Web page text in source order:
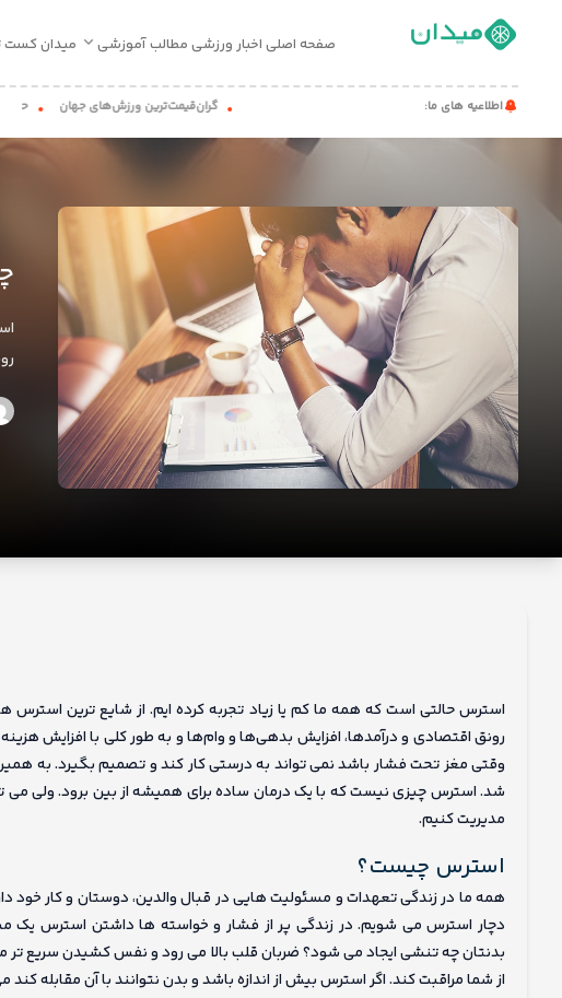
صفحه اصلی اخبار ورزشی مطالب آموزشی میدان کست
اطلاعیه های ما: گران‌قیمت‌ترین ورزش‌های جهان حیواناتی که
استرس حالتی است که همه ما کم یا زیاد تجربه کرده ایم. از شایع ترین استرس
رونق اقتصادی و درآمدها، افزایش بدهی‌ها و وام‌ها و به طور کلی با افزایش
وقتی مغز تحت فشار باشد نمی تواند به درستی کار کند و تصمیم بگیرد. به
شد. استرس چیزی نیست که با یک درمان ساده برای همیشه از بین برود. ولی
مدیریت کنیم.
استرس چیست؟
همه ما در زندگی تعهدات و مسئولیت هایی در قبال والدین، دوستان و کار خود
دچار استرس می شویم. در زندگی پر از فشار و خواسته ها داشتن استرس
بدنتان چه تنشی ایجاد می شود؟ ضربان قلب بالا می رود و نفس کشیدن سریع
از شما مراقبت کند. اگر استرس بیش از اندازه باشد و بدن نتوانند با آن مقابله
صفحه
مطالب
تماس
درباره